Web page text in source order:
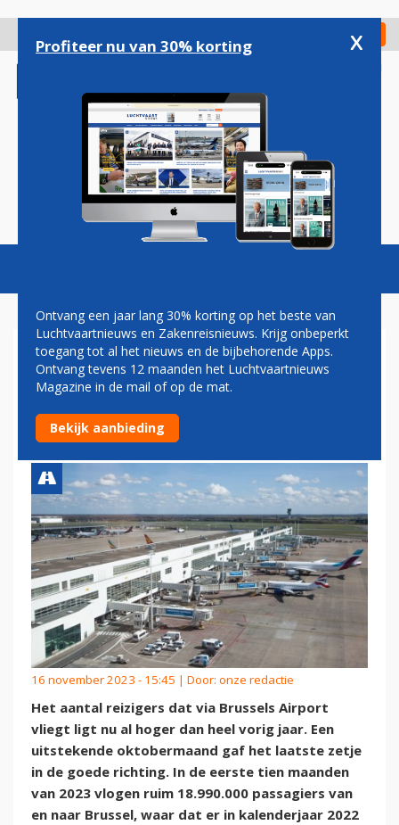
gaan
Check in
Magazine Podcasts Vacatures
BRUSSELS AIRPORT TELT NU
AL MEER REIZIGERS DAN IN
HEEL 2022
16 november 2023 - 15:45 | Door: onze redactie
Het aantal reizigers dat via Brussels Airport
vliegt ligt nu al hoger dan heel vorig jaar. Een
uitstekende oktobermaand gaf het laatste zetje
in de goede richting. In de eerste tien maanden
van 2023 vlogen ruim 18.990.000 passagiers van
en naar Brussel, waar dat er in kalenderjaar 2022
Profiteer nu van 30% korting x
Ontvang een jaar lang 30% korting op het beste van
Luchtvaartnieuws en Zakenreisnieuws. Krijg onbeperkt
toegang tot al het nieuws en de bijbehorende Apps.
Ontvang tevens 12 maanden het Luchtvaartnieuws
Magazine in de mail of op de mat.
Bekijk aanbieding